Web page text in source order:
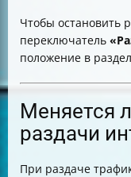
Чтобы остановить
переключатель
положение в
Меняется
раздачи
При раздаче